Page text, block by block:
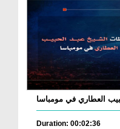
العطاري في مومباسا
Duration: 00:02:36